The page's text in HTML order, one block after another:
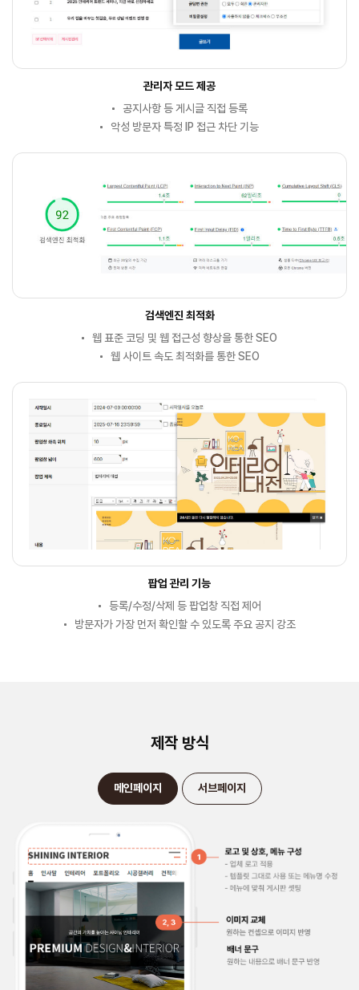
관리자 모드 제공
공지사항 등 게시글 직접 등록
악성 방문자 특정 IP 접근 차단 기능
검색엔진 최적화
웹 표준 코딩 및 웹 접근성 향상을 통한 SEO
웹 사이트 속도 최적화를 통한 SEO
팝업 관리 기능
등록/수정/삭제 등 팝업창 직접 제어
방문자가 가장 먼저 확인할 수 있도록 주요 공지 강조
제작 방식
메인페이지 서브페이지